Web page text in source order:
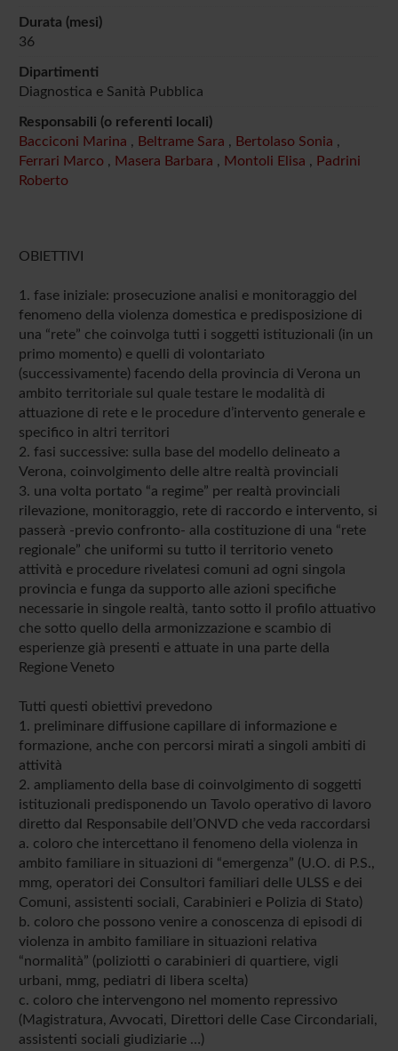
Durata (mesi)
36
Dipartimenti
Diagnostica e Sanità Pubblica
Responsabili (o referenti locali)
Bacciconi Marina , Beltrame Sara , Bertolaso Sonia ,
Ferrari Marco , Masera Barbara , Montoli Elisa , Padrini
Roberto
OBIETTIVI
1. fase iniziale: prosecuzione analisi e monitoraggio del
fenomeno della violenza domestica e predisposizione di
una “rete” che coinvolga tutti i soggetti istituzionali (in un
primo momento) e quelli di volontariato
(successivamente) facendo della provincia di Verona un
ambito territoriale sul quale testare le modalità di
attuazione di rete e le procedure d’intervento generale e
specifico in altri territori
2. fasi successive: sulla base del modello delineato a
Verona, coinvolgimento delle altre realtà provinciali
3. una volta portato “a regime” per realtà provinciali
rilevazione, monitoraggio, rete di raccordo e intervento, si
passerà -previo confronto- alla costituzione di una “rete
regionale” che uniformi su tutto il territorio veneto
attività e procedure rivelatesi comuni ad ogni singola
provincia e funga da supporto alle azioni specifiche
necessarie in singole realtà, tanto sotto il profilo attuativo
che sotto quello della armonizzazione e scambio di
esperienze già presenti e attuate in una parte della
Regione Veneto
Tutti questi obiettivi prevedono
1. preliminare diffusione capillare di informazione e
formazione, anche con percorsi mirati a singoli ambiti di
attività
2. ampliamento della base di coinvolgimento di soggetti
istituzionali predisponendo un Tavolo operativo di lavoro
diretto dal Responsabile dell’ONVD che veda raccordarsi
a. coloro che intercettano il fenomeno della violenza in
ambito familiare in situazioni di “emergenza” (U.O. di P.S.,
mmg, operatori dei Consultori familiari delle ULSS e dei
Comuni, assistenti sociali, Carabinieri e Polizia di Stato)
b. coloro che possono venire a conoscenza di episodi di
violenza in ambito familiare in situazioni relativa
“normalità” (poliziotti o carabinieri di quartiere, vigli
urbani, mmg, pediatri di libera scelta)
c. coloro che intervengono nel momento repressivo
(Magistratura, Avvocati, Direttori delle Case Circondariali,
assistenti sociali giudiziarie …)